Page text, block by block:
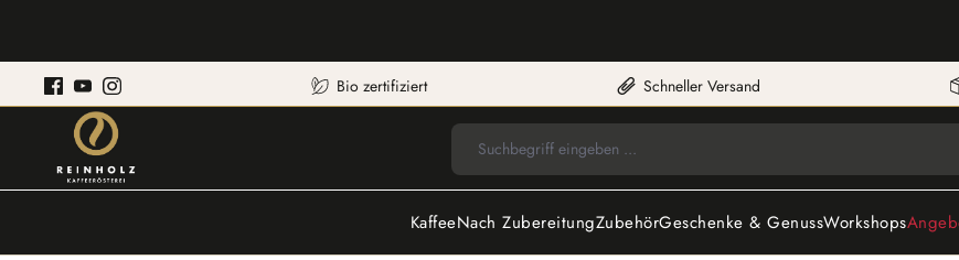
Bio zertifiziert Schneller Versand
KaffeeNach ZubereitungZubehörGeschenke & GenussWorkshops